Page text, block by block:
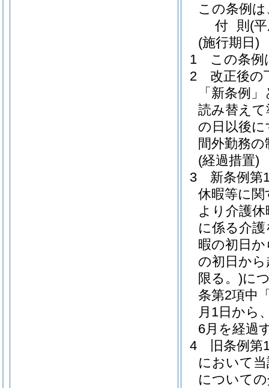
この条例
付 則 (
(施行期日)
1
この条例
2
改正後の
「新条例
読み替え
の日以後
間外勤務
(経過措置)
3
新条例第
休暇等に関
より介護
に係る介
暇の初日
の初日か
限る。)に
条第2項中
月1日から
6月を経過
4
旧条例
において
について